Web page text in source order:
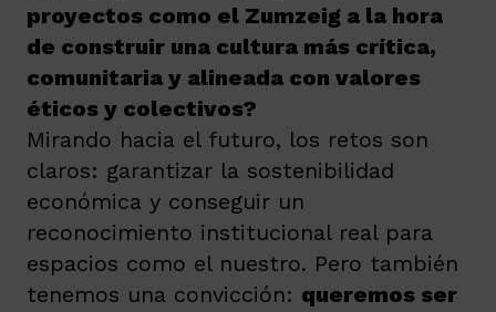
proyectos como el Zumzeig a la hora
de construir una cultura más crítica,
comunitaria y alineada con valores
éticos y colectivos?
Mirando hacia el futuro, los retos son
claros: garantizar la sostenibilidad
económica y conseguir un
reconocimiento institucional real para
espacios como el nuestro. Pero también
tenemos una convicción: queremos ser